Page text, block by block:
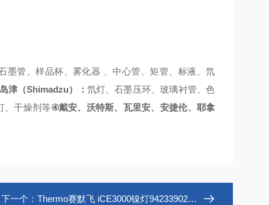
墨管、样品杯、雾化器 、中心管、矩管、标液、氘
岛津（Shimadzu）： 氘灯、石墨压环、玻璃衬管、色
、干燥剂等④戴安、沃特斯、瓦里安、安捷伦、耶拿
下一个： Thermo赛默飞 iCE3000镍灯942339020281现货